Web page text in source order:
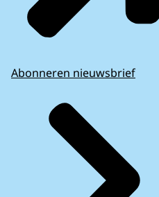
Abonneren nieuwsbrief